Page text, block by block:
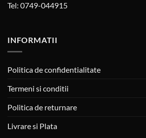
Tel: 0749-044915
INFORMATII
Politica de confidentialitate
Termeni si conditii
Politica de returnare
Livrare si Plata